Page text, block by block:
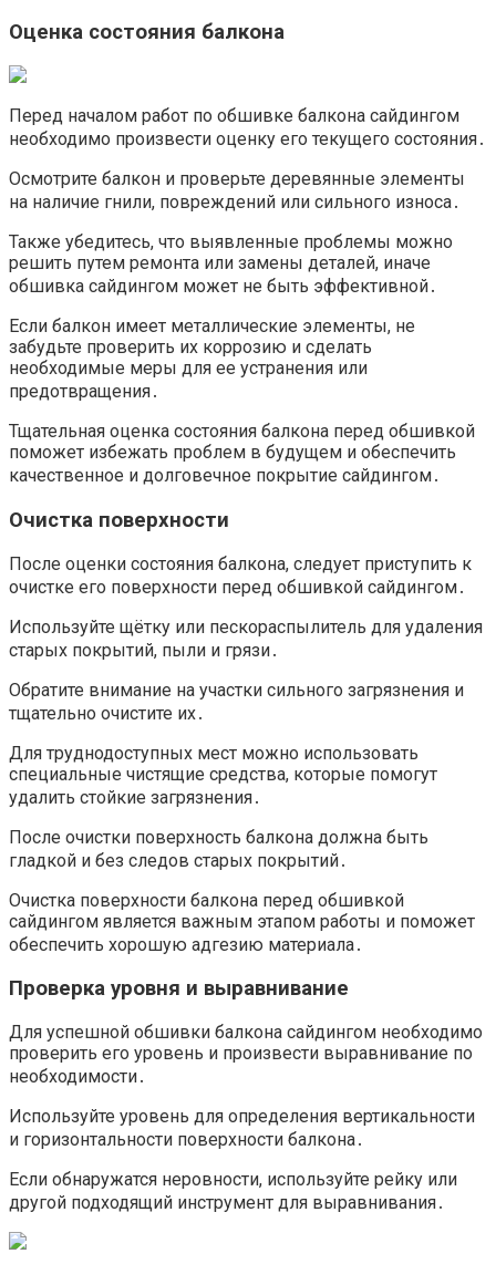
Оценка состояния балкона
Перед началом работ по обшивке балкона сайдингом
необходимо произвести оценку его текущего состояния․
Осмотрите балкон и проверьте деревянные элементы
на наличие гнили, повреждений или сильного износа․
Также убедитесь, что выявленные проблемы можно
решить путем ремонта или замены деталей, иначе
обшивка сайдингом может не быть эффективной․
Если балкон имеет металлические элементы, не
забудьте проверить их коррозию и сделать
необходимые меры для ее устранения или
предотвращения․
Тщательная оценка состояния балкона перед обшивкой
поможет избежать проблем в будущем и обеспечить
качественное и долговечное покрытие сайдингом․
Очистка поверхности
После оценки состояния балкона, следует приступить к
очистке его поверхности перед обшивкой сайдингом․
Используйте щётку или пескораспылитель для удаления
старых покрытий, пыли и грязи․
Обратите внимание на участки сильного загрязнения и
тщательно очистите их․
Для труднодоступных мест можно использовать
специальные чистящие средства, которые помогут
удалить стойкие загрязнения․
После очистки поверхность балкона должна быть
гладкой и без следов старых покрытий․
Очистка поверхности балкона перед обшивкой
сайдингом является важным этапом работы и поможет
обеспечить хорошую адгезию материала․
Проверка уровня и выравнивание
Для успешной обшивки балкона сайдингом необходимо
проверить его уровень и произвести выравнивание по
необходимости․
Используйте уровень для определения вертикальности
и горизонтальности поверхности балкона․
Если обнаружатся неровности, используйте рейку или
другой подходящий инструмент для выравнивания․